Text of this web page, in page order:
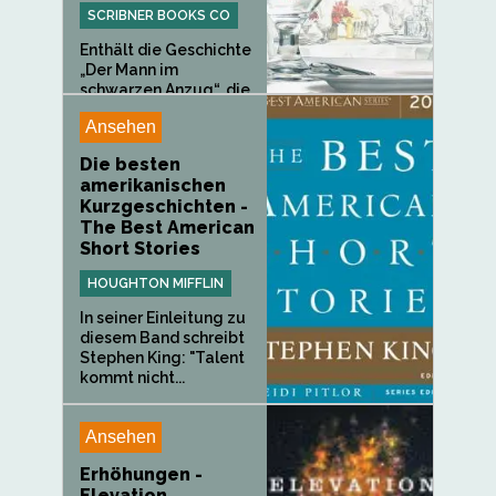
SCRIBNER BOOKS CO
Enthält die Geschichte
„Der Mann im
schwarzen Anzug“, die
in der...
Ansehen
Die besten
amerikanischen
Kurzgeschichten -
The Best American
Short Stories
HOUGHTON MIFFLIN
In seiner Einleitung zu
diesem Band schreibt
Stephen King: "Talent
kommt nicht...
Ansehen
Erhöhungen -